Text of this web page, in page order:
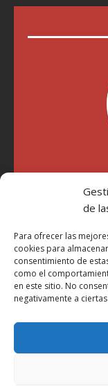
de
Para ofrecer las
cookies para
consentimiento de
como el
en este sitio. No
negativamente a
"Soy Manel
año 2007 he
Millatrece.com es
participa"
Aviso Legal
Política de Privacidad
Más Información